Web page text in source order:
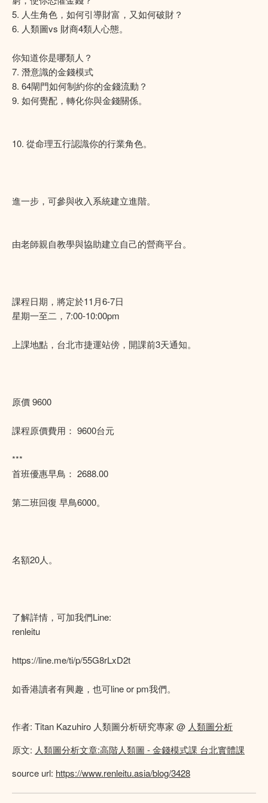
5. 人生角色，如何引導財富，又如何破財？
6. 人類圖vs 財商4類人心態。
你知道你是哪類人？
7. 潛意識的金錢模式
8. 64閘門如何制約你的金錢流動？
9. 如何覺配，轉化你與金錢關係。
10. 從命理五行認識你的行業角色。
進一步，可參與收入系統建立進階。
由老師親自教學與協助建立自己的營商平台。
課程日期，將定於11月6-7日
星期一至二，7:00-10:00pm
上課地點，台北市捷運站傍，開課前3天通知。
原價 9600
課程原價費用： 9600台元
***
首班優惠早鳥： 2688.00
第二班回復 早鳥6000。
名額20人。
了解詳情，可加我們Line:
renleitu
https://line.me/ti/p/55G8rLxD2t
如香港讀者有興趣，也可line or pm我們。
作者: Titan Kazuhiro 人類圖分析研究專家 @ 人類圖分析
原文: 人類圖分析文章:高階人類圖 - 金錢模式課 台北實體課
source url: https://www.renleitu.asia/blog/3428